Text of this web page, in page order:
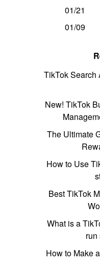
01/21
01/09
TikTok Search
New! TikTok
The Ultimate
How to Use
Best TikTok
What is a
run
How to Make